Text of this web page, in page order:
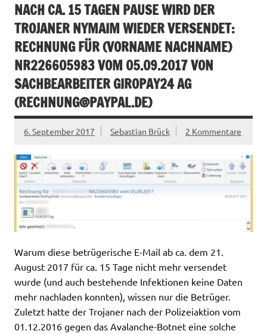
NACH CA. 15 TAGEN PAUSE WIRD DER
TROJANER NYMAIM WIEDER VERSENDET:
RECHNUNG FÜR (VORNAME NACHNAME)
NR226605983 VOM 05.09.2017 VON
SACHBEARBEITER GIROPAY24 AG
(RECHNUNG@PAYPAL.DE)
6. September 2017 Sebastian Brück 2 Kommentare
Warum diese betrügerische E-Mail ab ca. dem 21.
August 2017 für ca. 15 Tage nicht mehr versendet
wurde (und auch bestehende Infektionen keine Daten
mehr nachladen konnten), wissen nur die Betrüger.
Zuletzt hatte der Trojaner nach der Polizeiaktion vom
01.12.2016 gegen das Avalanche-Botnet eine solche